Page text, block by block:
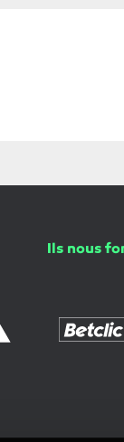
Ils nous